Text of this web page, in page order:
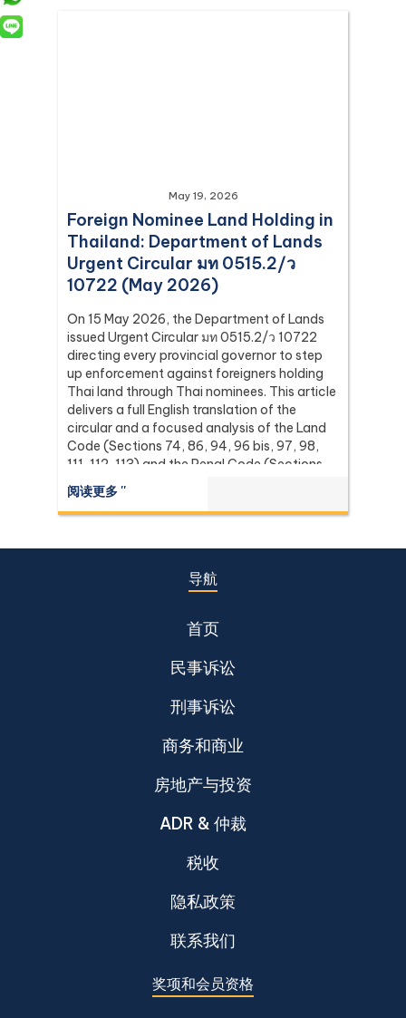
May 19, 2026
Foreign Nominee Land Holding in
Thailand: Department of Lands
Urgent Circular มท 0515.2/ว
10722 (May 2026)
On 15 May 2026, the Department of Lands
issued Urgent Circular มท 0515.2/ว 10722
directing every provincial governor to step
up enforcement against foreigners holding
Thai land through Thai nominees. This article
delivers a full English translation of the
circular and a focused analysis of the Land
Code (Sections 74, 86, 94, 96 bis, 97, 98,
111, 112, 113) and the Penal Code (Sections
137 and 267) it relies on, with the leading
Supreme Court (Dika) authorities including
Dika 344/2511, Dika 1038/2538, Dika
阅读更多 ''
导航
首页
民事诉讼
刑事诉讼
商务和商业
房地产与投资
ADR & 仲裁
税收
隐私政策
联系我们
奖项和会员资格